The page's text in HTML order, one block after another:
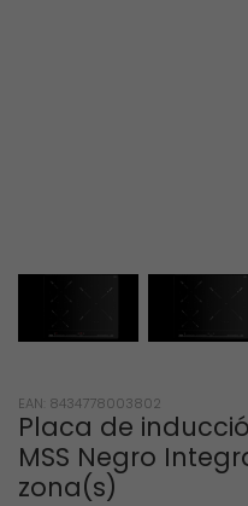
EAN: 8434778003802
Placa de
MSS Negro
zona(s)